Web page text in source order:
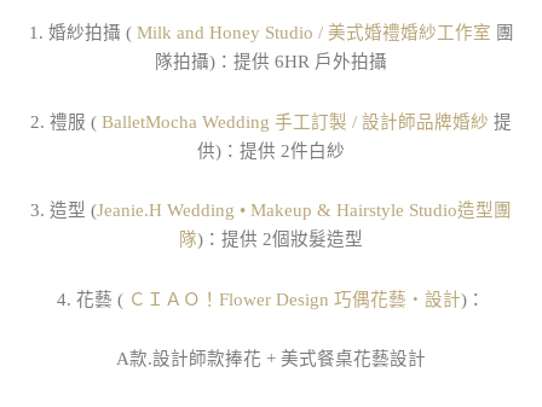
1. 婚紗拍攝 ( Milk and Honey Studio / 美式婚禮婚紗工作室 ​ 團
隊拍攝)：提供 6HR 戶外拍攝
2. 禮服 ( BalletMocha Wedding 手工訂製 / 設計師品牌婚紗 ​提
供)：提供 2件白紗
3. 造型 (Jeanie.H Wedding • Makeup & Hairstyle Studio造型團
隊)：提供 2個妝髮造型
4. 花藝 ( ＣＩＡＯ！Flower Design 巧偶花藝‧設計​)：
A款.設計師款捧花 + 美式餐桌花藝設計